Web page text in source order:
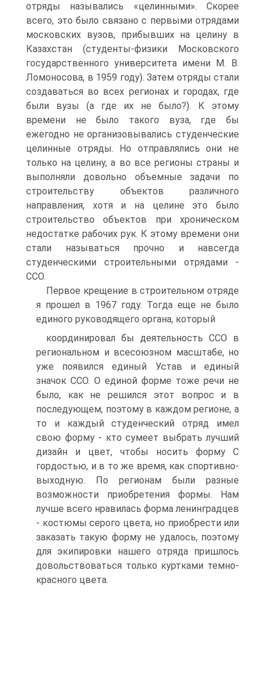
отряды назывались «целинными». Скорее
всего, это было связано с первыми отрядами
московских вузов, прибывших на целину в
Казахстан (студенты-физики Московского
государственного университета имени М. В.
Ломоносова, в 1959 году). Затем отряды стали
создаваться во всех регионах и городах, где
были вузы (а где их не было?). К этому
времени не было такого вуза, где бы
ежегодно не организовывались студенческие
целинные отряды. Но отправлялись они не
только на целину, а во все регионы страны и
выполняли довольно объемные задачи по
строительству объектов различного
направления, хотя и на целине это было
строительство объектов при хроническом
недостатке рабочих рук. К этому времени они
стали называться прочно и навсегда
студенческими строительными отрядами -
CCO.
Первое крещение в строительном отряде
я прошел в 1967 году. Тогда еще не было
единого руководящего органа, который
координировал бы деятельность CCO в
региональном и всесоюзном масштабе, но
уже появился единый Устав и единый
значок CCO. О единой форме тоже речи не
было, как не решился этот вопрос и в
последующем, поэтому в каждом регионе, а
то и каждый студенческий отряд имел
свою форму - кто сумеет выбрать лучший
дизайн и цвет, чтобы носить форму C
гордостью, и в то же время, как спортивно-
выходную. По регионам были разные
возможности приобретения формы. Нам
лучше всего нравилась форма ленинградцев
- костюмы серого цвета, но приобрести или
заказать такую форму не удалось, поэтому
для экипировки нашего отряда пришлось
довольствоваться только куртками темно-
красного цвета.